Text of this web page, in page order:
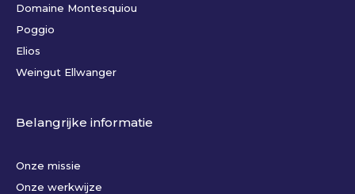
Domaine Montesquiou
Poggio
Elios
Weingut Ellwanger
Belangrijke informatie
Onze missie
Onze werkwijze